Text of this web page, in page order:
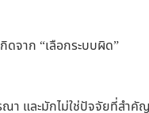
จาก “เลือกระบบผิด”
ณา และมักไม่ใช่ปัจจัยที่สำคั